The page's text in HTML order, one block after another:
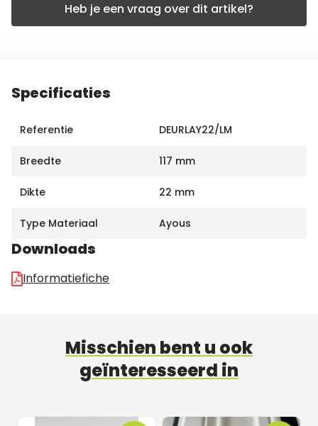
Heb je een vraag over dit artikel?
Specificaties
Referentie DEURLAY22/LM
Breedte 117 mm
Dikte 22 mm
Type Materiaal Ayous
Downloads
Informatiefiche
Misschien bent u ook
geïnteresseerd in